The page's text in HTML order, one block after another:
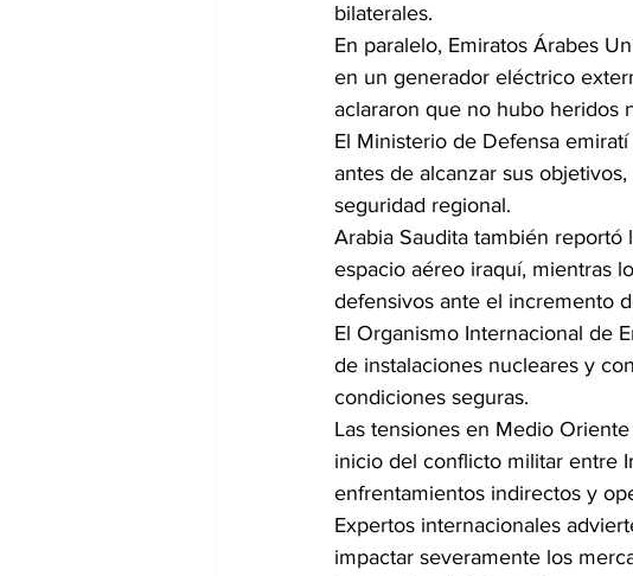
bilaterales.
En paralelo, Emiratos Árabes
en un generador eléctrico
aclararon que no hubo heridos
El Ministerio de Defensa
antes de alcanzar sus
seguridad regional.
Arabia Saudita también
espacio aéreo iraquí, mientras
defensivos ante el incremento
El Organismo Internacional de
de instalaciones nucleares y
condiciones seguras.
Las tensiones en Medio
inicio del conflicto militar entre
enfrentamientos indirectos y
Expertos internacionales
impactar severamente los